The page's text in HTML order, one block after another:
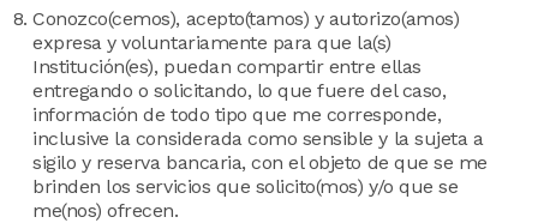
Conozco(cemos), acepto(tamos) y autorizo(amos)
expresa y voluntariamente para que la(s)
Institución(es), puedan compartir entre ellas
entregando o solicitando, lo que fuere del caso,
información de todo tipo que me corresponde,
inclusive la considerada como sensible y la sujeta a
sigilo y reserva bancaria, con el objeto de que se me
brinden los servicios que solicito(mos) y/o que se
me(nos) ofrecen.